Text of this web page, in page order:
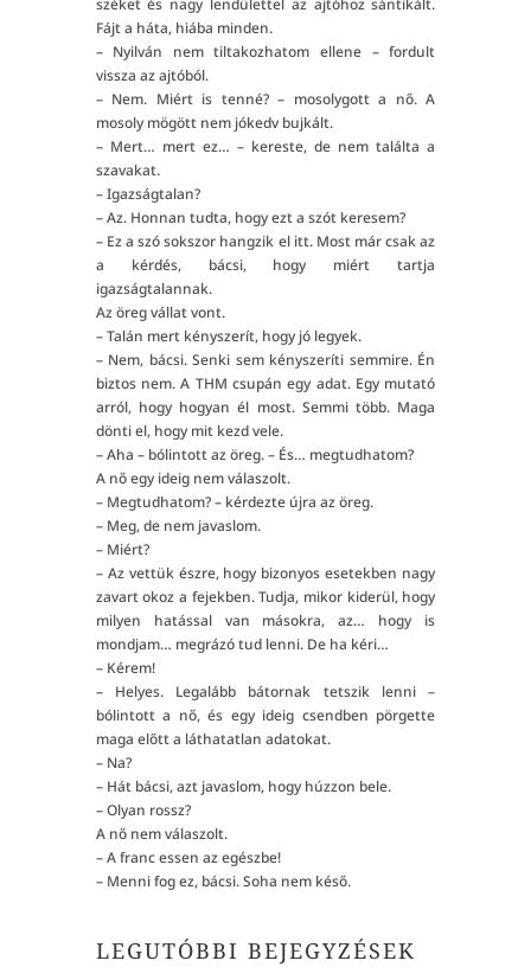
széket és nagy lendülettel az ajtóhoz sántikált.
Fájt a háta, hiába minden.
– Nyilván nem tiltakozhatom ellene – fordult
vissza az ajtóból.
– Nem. Miért is tenné? – mosolygott a nő. A
mosoly mögött nem jókedv bujkált.
– Mert… mert ez… – kereste, de nem találta a
szavakat.
– Igazságtalan?
– Az. Honnan tudta, hogy ezt a szót keresem?
– Ez a szó sokszor hangzik el itt. Most már csak az
a kérdés, bácsi, hogy miért tartja
igazságtalannak.
Az öreg vállat vont.
– Talán mert kényszerít, hogy jó legyek.
– Nem, bácsi. Senki sem kényszeríti semmire. Én
biztos nem. A THM csupán egy adat. Egy mutató
arról, hogy hogyan él most. Semmi több. Maga
dönti el, hogy mit kezd vele.
– Aha – bólintott az öreg. – És… megtudhatom?
A nő egy ideig nem válaszolt.
– Megtudhatom? – kérdezte újra az öreg.
– Meg, de nem javaslom.
– Miért?
– Az vettük észre, hogy bizonyos esetekben nagy
zavart okoz a fejekben. Tudja, mikor kiderül, hogy
milyen hatással van másokra, az… hogy is
mondjam… megrázó tud lenni. De ha kéri…
– Kérem!
– Helyes. Legalább bátornak tetszik lenni –
bólintott a nő, és egy ideig csendben pörgette
maga előtt a láthatatlan adatokat.
– Na?
– Hát bácsi, azt javaslom, hogy húzzon bele.
– Olyan rossz?
A nő nem válaszolt.
– A franc essen az egészbe!
– Menni fog ez, bácsi. Soha nem késő.
LEGUTÓBBI BEJEGYZÉSEK